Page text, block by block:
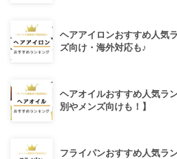
ヘアアイロンおすすめ人気
ズ向け・海外対応も♪
ヘアオイルおすすめ人気ラ
別やメンズ向けも！】
フライパンおすすめ人気ラ